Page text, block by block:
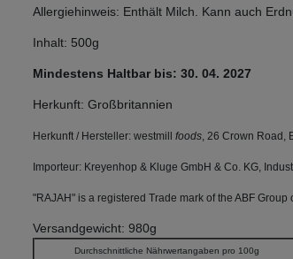
Allergiehinweis: Enthält Milch. Kann auch
Inhalt: 500g
Mindestens Haltbar bis: 30. 04. 2027
Herkunft: Großbritannien
Herkunft / Hersteller: westmill foods, 26 Crown Road,
Importeur: Kreyenhop & Kluge GmbH & Co. KG,
"RAJAH" is a registered Trade mark of the ABF Group
Versandgewicht: 980g
Durchschnittliche Nährwertangaben pro 100g